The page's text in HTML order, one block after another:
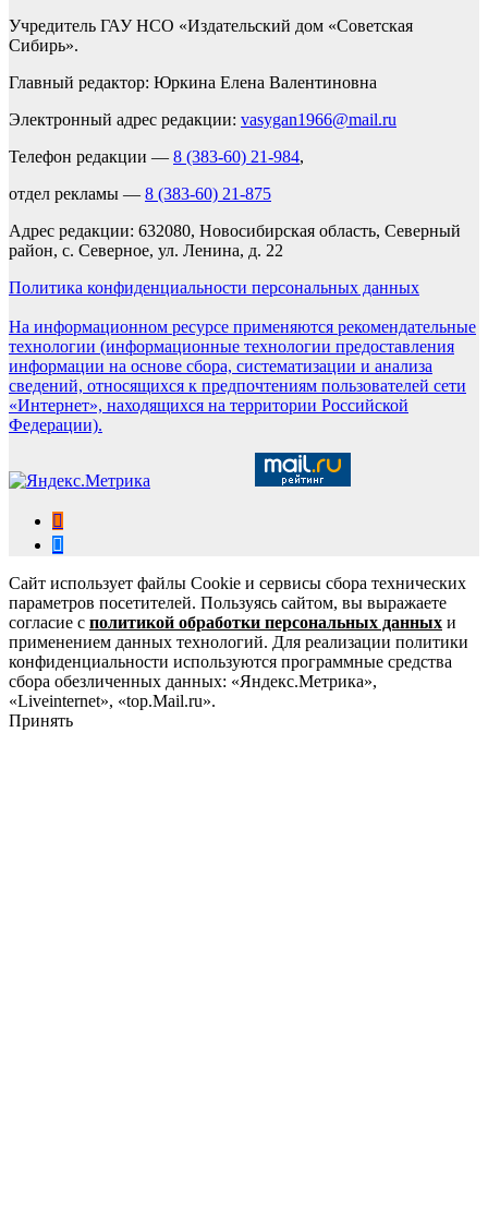
Учредитель ГАУ НСО «Издательский дом «Советская
Сибирь».
Главный редактор: Юркина Елена Валентиновна
Электронный адрес редакции: vasygan1966@mail.ru
Телефон редакции — 8 (383-60) 21-984,
отдел рекламы — 8 (383-60) 21-875
Адрес редакции: 632080, Новосибирская область, Северный
район, с. Северное, ул. Ленина, д. 22
Политика конфиденциальности персональных данных
На информационном ресурсе применяются рекомендательные
технологии (информационные технологии предоставления
информации на основе сбора, систематизации и анализа
сведений, относящихся к предпочтениям пользователей сети
«Интернет», находящихся на территории Российской
Федерации).
Сайт использует файлы Cookie и сервисы сбора технических
параметров посетителей. Пользуясь сайтом, вы выражаете
согласие с политикой обработки персональных данных и
применением данных технологий. Для реализации политики
конфиденциальности используются программные средства
сбора обезличенных данных: «Яндекс.Метрика»,
«Liveinternet», «top.Mail.ru».
Принять